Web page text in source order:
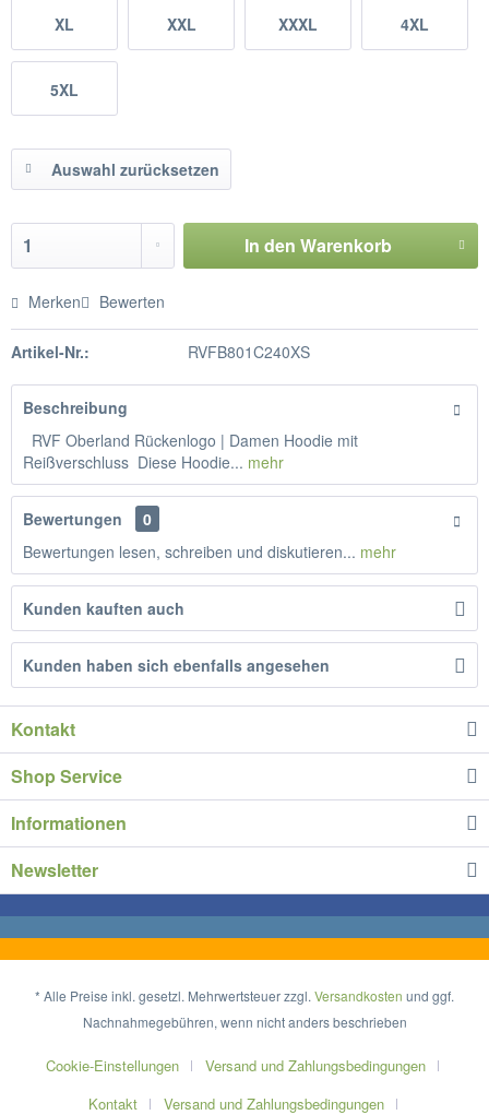
XL XXL XXXL 4XL
5XL
Auswahl zurücksetzen
In den Warenkorb
Merken Bewerten
Artikel-Nr.: RVFB801C240XS
Beschreibung
RVF Oberland Rückenlogo | Damen Hoodie mit
Reißverschluss Diese Hoodie... mehr
Bewertungen
0
Bewertungen lesen, schreiben und diskutieren... mehr
Kunden kauften auch
Kunden haben sich ebenfalls angesehen
Kontakt
Shop Service
Informationen
Newsletter
* Alle Preise inkl. gesetzl. Mehrwertsteuer zzgl. Versandkosten und ggf.
Nachnahmegebühren, wenn nicht anders beschrieben
Cookie-Einstellungen
Versand und Zahlungsbedingungen
Kontakt
Versand und Zahlungsbedingungen